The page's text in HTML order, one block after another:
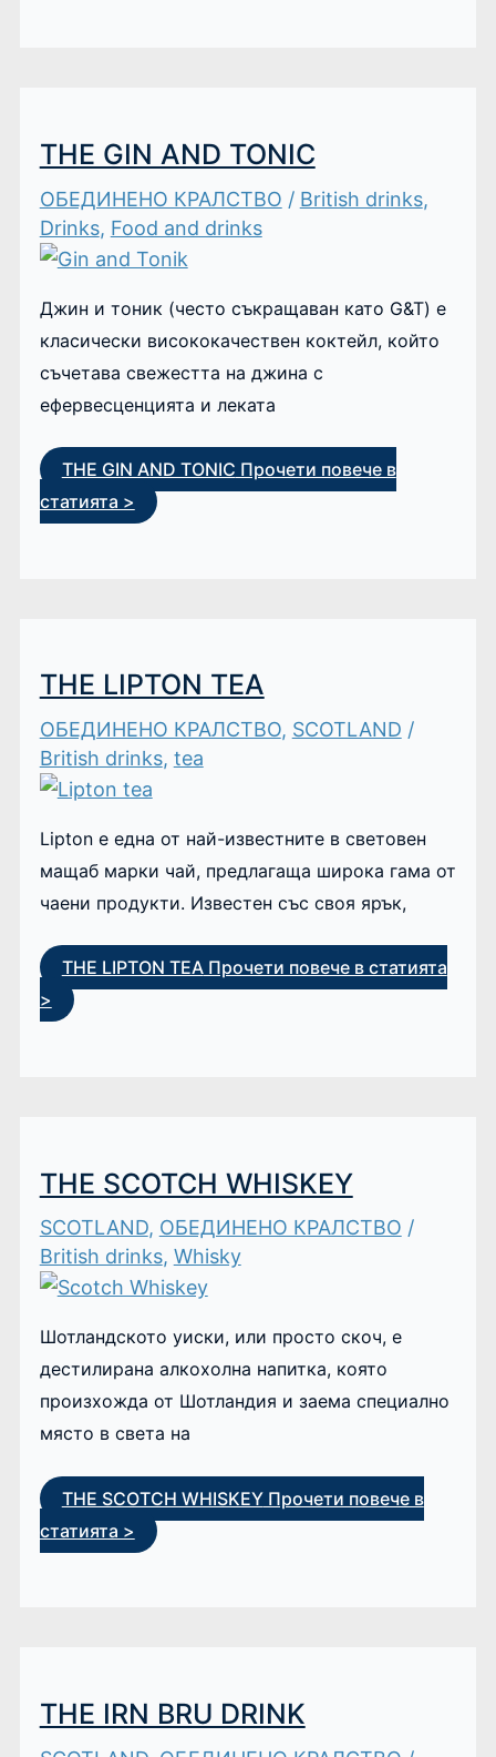
THE GIN AND TONIC
ОБЕДИНЕНО КРАЛСТВО / British drinks,
Drinks, Food and drinks
Джин и тоник (често съкращаван като G&T) е
класически висококачествен коктейл, който
съчетава свежестта на джина с
ефервесценцията и леката
THE GIN AND TONIC Прочети повече в
статията >
THE LIPTON TEA
ОБЕДИНЕНО КРАЛСТВО, SCOTLAND /
British drinks, tea
Lipton е една от най-известните в световен
мащаб марки чай, предлагаща широка гама от
чаени продукти. Известен със своя ярък,
THE LIPTON TEAПрочети повече в статията
>
THE SCOTCH WHISKEY
SCOTLAND, ОБЕДИНЕНО КРАЛСТВО /
British drinks, Whisky
Шотландското уиски, или просто скоч, е
дестилирана алкохолна напитка, която
произхожда от Шотландия и заема специално
място в света на
THE SCOTCH WHISKEYПрочети повече в
статията >
THE IRN BRU DRINK